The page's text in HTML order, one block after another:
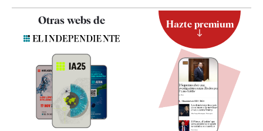
Contacto
Quiénes somos
Especificaciones
Otras webs de Hazte premium